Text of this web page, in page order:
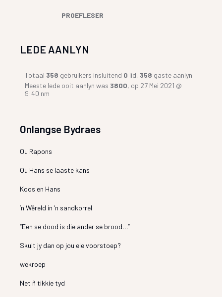
PROEFLESER
LEDE AANLYN
Totaal 358 gebruikers insluitend 0 lid, 358 gaste aanlyn
Meeste lede ooit aanlyn was 3800, op 27 Mei 2021 @
9:40 nm
Onlangse Bydraes
Ou Rapons
Ou Hans se laaste kans
Koos en Hans
’n Wêreld in ’n sandkorrel
“Een se dood is die ander se brood…”
Skuit jy dan op jou eie voorstoep?
wekroep
Net ñ tikkie tyd